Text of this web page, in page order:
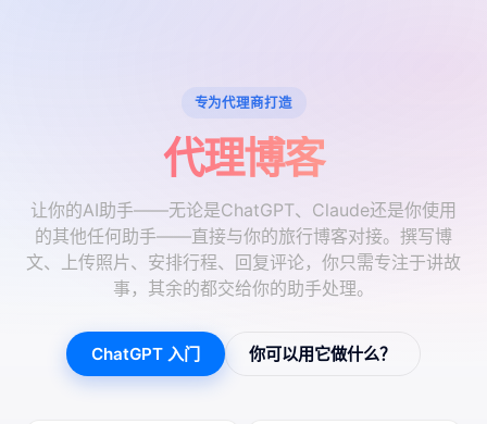
专为代理商打造
代理博客
让你的AI助手——无论是ChatGPT、Claude还是你使用
的其他任何助手——直接与你的旅行博客对接。撰写博
文、上传照片、安排行程、回复评论，你只需专注于讲故
事，其余的都交给你的助手处理。
ChatGPT 入门 你可以用它做什么？